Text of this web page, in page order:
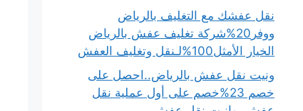
نقل عفشك مع التغليف بالرياض
ووفر20%شركة تغليف عفش بالرياض
الخيار الأمثل100%لـنقل وتغليف العفش
ونيت نقل عفش بالرياض..احصل على
خصم 23%خصم على أول عملية نقل